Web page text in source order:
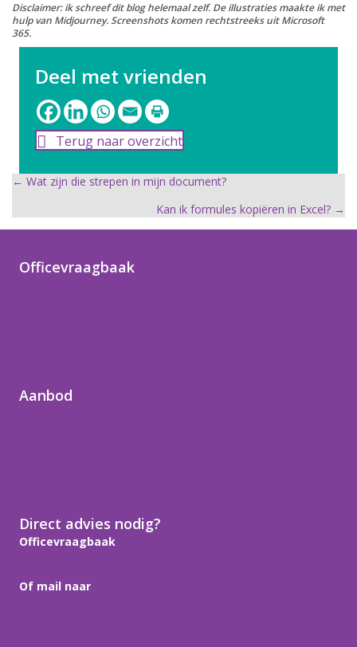
Disclaimer: ik schreef dit blog helemaal zelf. De illustraties maakte ik met
hulp van Midjourney. Screenshots komen rechtstreeks uit Microsoft
365.
Deel met vrienden
Terug naar overzicht
Posts
navigation
← Wat zijn die strepen in mijn document?
Kan ik formules kopiëren in Excel? →
Officevraagbaak
Aanbod
Direct advies nodig?
Officevraagbaak
Of mail naar